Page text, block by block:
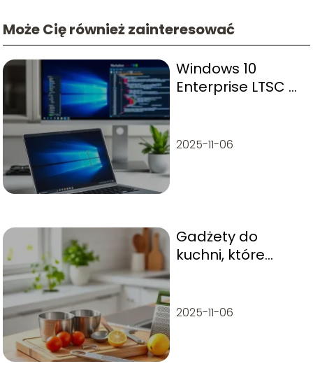
Może Cię również zainteresować
Windows 10
Enterprise LTSC –
2025-11-06
Gadżety do
kuchni, które
gotowanie
2025-11-06